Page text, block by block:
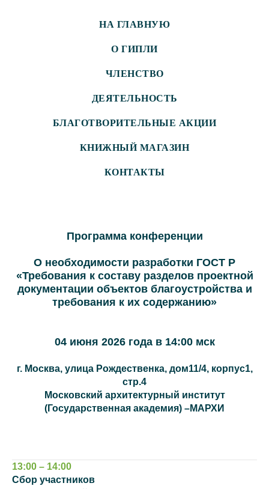
НА ГЛАВНУЮ
О ГИПЛИ
ЧЛЕНСТВО
ДЕЯТЕЛЬНОСТЬ
БЛАГОТВОРИТЕЛЬНЫЕ АКЦИИ
КНИЖНЫЙ МАГАЗИН
КОНТАКТЫ
Программа конференции
О необходимости разработки ГОСТ Р
«Требования к составу разделов проектной
документации объектов благоустройства и
требования к их содержанию»
04 июня 2026 года в 14:00 мск
г. Москва, улица Рождественка, дом11/4, корпус1,
стр.4
Московский архитектурный институт
(Государственная академия) –МАРХИ
13:00 – 14:00
Сбор участников